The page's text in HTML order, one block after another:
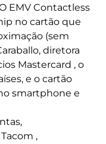
EMV Contactless
no cartão que
(sem
diretora
Mastercard , o
e o cartão
smartphone e
,